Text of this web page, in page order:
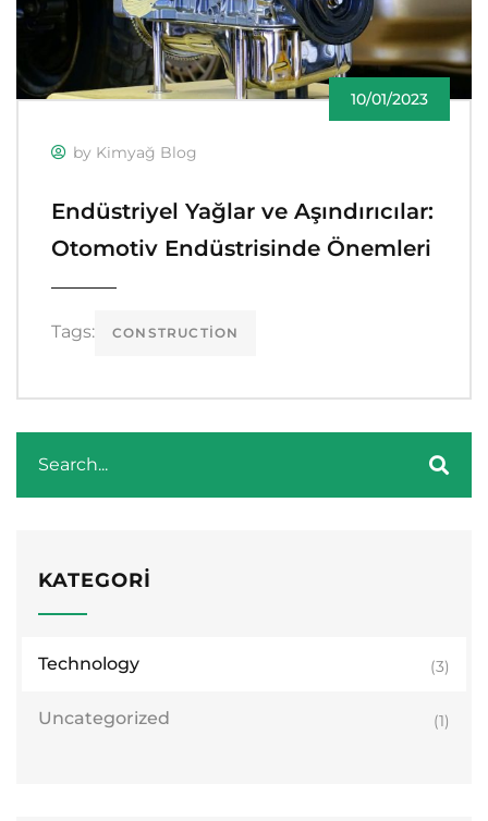
10/01/2023
by Kimyağ Blog
Endüstriyel Yağlar ve Aşındırıcılar:
Otomotiv Endüstrisinde Önemleri
Tags: CONSTRUCTION
KATEGORI
Technology (3)
Uncategorized (1)